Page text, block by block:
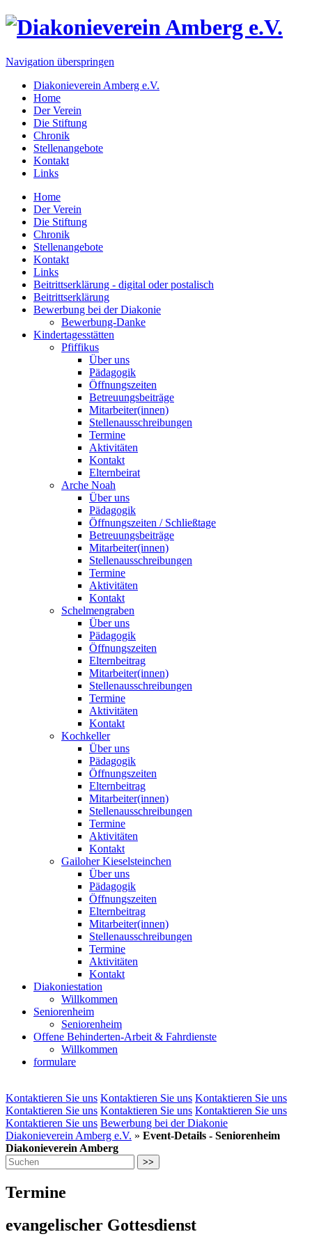
Navigation überspringen
Diakonieverein Amberg e.V.
Home
Der Verein
Die Stiftung
Chronik
Stellenangebote
Kontakt
Links
Home
Der Verein
Die Stiftung
Chronik
Stellenangebote
Kontakt
Links
Beitrittserklärung - digital oder postalisch
Beitrittserklärung
Bewerbung bei der Diakonie
Bewerbung-Danke
Kindertagesstätten
Pfiffikus
Über uns
Pädagogik
Öffnungszeiten
Betreuungsbeiträge
Mitarbeiter(innen)
Stellenausschreibungen
Termine
Aktivitäten
Kontakt
Elternbeirat
Arche Noah
Über uns
Pädagogik
Öffnungszeiten / Schließtage
Betreuungsbeiträge
Mitarbeiter(innen)
Stellenausschreibungen
Termine
Aktivitäten
Kontakt
Schelmengraben
Über uns
Pädagogik
Öffnungszeiten
Elternbeitrag
Mitarbeiter(innen)
Stellenausschreibungen
Termine
Aktivitäten
Kontakt
Kochkeller
Über uns
Pädagogik
Öffnungszeiten
Elternbeitrag
Mitarbeiter(innen)
Stellenausschreibungen
Termine
Aktivitäten
Kontakt
Gailoher Kieselsteinchen
Über uns
Pädagogik
Öffnungszeiten
Elternbeitrag
Mitarbeiter(innen)
Stellenausschreibungen
Termine
Aktivitäten
Kontakt
Diakoniestation
Willkommen
Seniorenheim
Seniorenheim
Offene Behinderten-Arbeit & Fahrdienste
Willkommen
formulare
Kontaktieren Sie uns Kontaktieren Sie uns Kontaktieren Sie uns
Kontaktieren Sie uns Kontaktieren Sie uns Kontaktieren Sie uns
Kontaktieren Sie uns Bewerbung bei der Diakonie
Diakonieverein Amberg e.V. » Event-Details - Seniorenheim
Diakonieverein Amberg
>>
Termine
evangelischer Gottesdienst